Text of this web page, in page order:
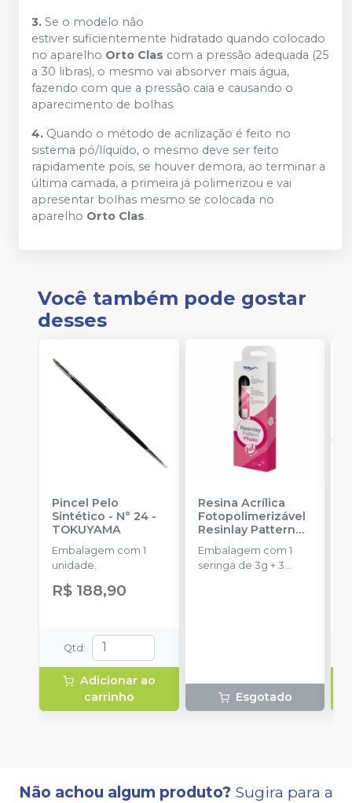
3. Se o modelo não
estiver suficientemente hidratado quando colocado
no aparelho Orto Clas com a pressão adequada (25
a 30 libras), o mesmo vai absorver mais água,
fazendo com que a pressão caia e causando o
aparecimento de bolhas.
4. Quando o método de acrilização é feito no
sistema pó/líquido, o mesmo deve ser feito
rapidamente pois, se houver demora, ao terminar a
última camada, a primeira já polimerizou e vai
apresentar bolhas mesmo se colocada no
aparelho Orto Clas.
Você também pode gostar
desses
Pincel Pelo
Sintético - N° 24 -
TOKUYAMA
Embalagem com 1
unidade.
R$ 188,90
Qtd :
Adicionar ao
carrinho
Resina Acrílica
Fotopolimerizável
Resinlay Pattern
Photo Gel
Embalagem com 1
seringa de 3g + 3
Esgotado
Não achou algum produto? Sugira para a